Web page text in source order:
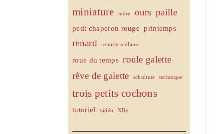
miniature mère ours paille
petit chaperon rouge printemps
renard rentrée scolaire
roue du temps roule galette
rêve de galette
schultute technique
trois petits cochons
tutoriel vidéo XIIe